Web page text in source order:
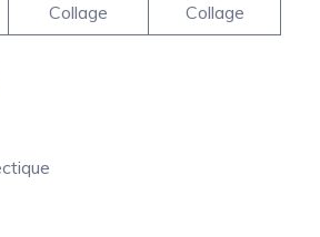
Collage Collage